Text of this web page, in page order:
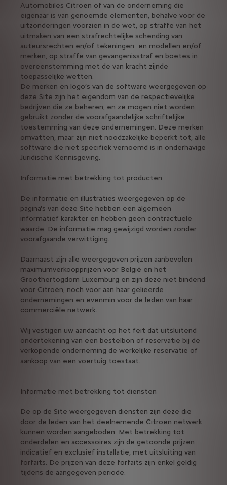
Automobiles Citroën of van de onderneming die
eigenaar is van genoemde elementen, behalve voor de
uitzonderingen voorzien in de wet, op straffe van het
uitmaken van een strafrechtelijke schending van
auteursrechten en/of tekeningen en modellen en/of
merken, op straffe van gevangenisstraf en boetes in
overeenstemming met de van kracht zijnde
toepasselijke wetten.
De merken en logo’s van de software weergegeven op
deze Site zijn het eigendom van de respectievelijke
bedrijven die ze beheren, en ze mogen niet worden
gebruikt zonder de voorafgaandelijke schriftelijke
toestemming van deze ondernemingen. Deze merken
omvatten, maar zijn niet noodzakelijke beperkt tot, alle
software die niet specifiek vernoemd is in onderhavige
Juridische Kennisgeving.
Informatie met betrekking tot producten
De informatie en illustraties weergegeven op de
pagina's van deze Site hebben een algemeen
informatief karakter en hebben geen contractuele
waarde. De informatie mag gewijzigd worden zonder
voorafgaande verwittiging.
Daarnaast zijn alle weergegeven prijzen aanbevolen
maximumverkoopprijzen voor België en het
Groothertogdom Luxemburg en zijn deze niet bindend
voor Citroën, noch voor aan haar gelieerde
ondernemingen en evenmin voor de leden van haar
commerciële netwerk.
Wij vestigen uw aandacht op het feit dat uitsluitend
ondertekening van een bestelbon of reservatie bij de
verkopende onderneming de werkelijke reservatie of
aankoop van een voertuig toestaat.
Informatie met betrekking tot diensten
De op de Site weergegeven diensten zijn deze die
door de leden van het deelnemende Citroen netwerk
kunnen worden aangeboden. Met betrekking tot
onderdelen en accessoires zijn de getoonde prijzen
indicatief en exclusief installatie, met uitsluiting van
forfaits. De prijzen van deze forfaits zijn enkel geldig
tijdens de aangegeven periode.